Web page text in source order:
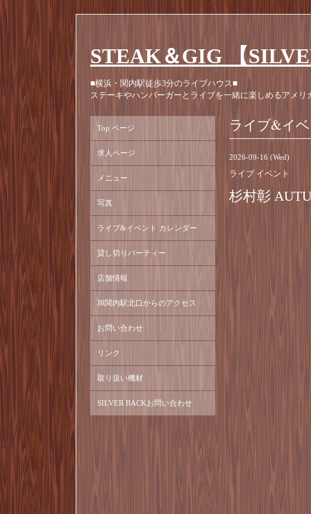
STEAK＆GIG 【
■横浜・関内駅徒歩3分のライブハウス■
ステーキやハンバーガーとライブを一緒に楽しめるアメリ
ライブ&イ
2026-09-16 (Wed)
ライブ イベント
杉村彰
Top ページ
求人ページ
メニュー
写真
ライブ&イベント カレンダー
貸し切りパーティー
店舗情報
JR関内駅北口からのアクセス
お問い合わせ
リンク
取り扱い機材
SILVER BACKお問い合わせ